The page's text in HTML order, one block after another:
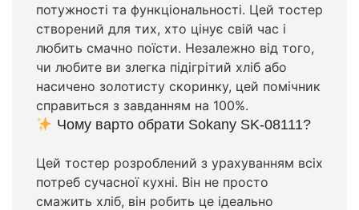
потужності та функціональності. Цей тостер
створений для тих, хто цінує свій час і
любить смачно поїсти. Незалежно від того,
чи любите ви злегка підігрітий хліб або
насичено золотисту скоринку, цей помічник
справиться з завданням на 100%.
Чому варто обрати Sokany SK-08111?
Цей тостер розроблений з урахуванням всіх
потреб сучасної кухні. Він не просто
смажить хліб, він робить це ідеально